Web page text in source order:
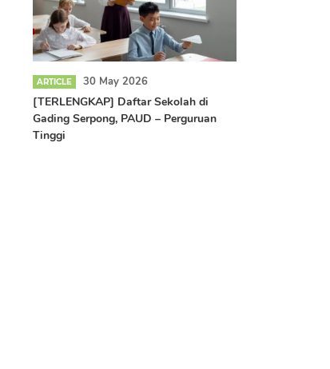
ARTICLE 30 May 2026
[TERLENGKAP] Daftar Sekolah di
Gading Serpong, PAUD – Perguruan
Tinggi